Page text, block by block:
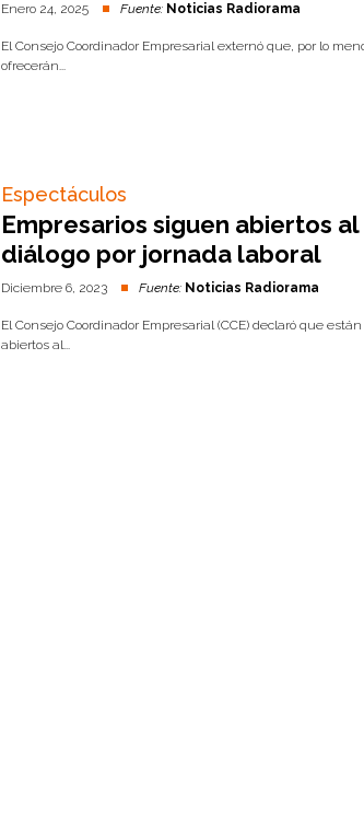
Enero 24, 2025 Fuente: Noticias Radiorama
El Consejo Coordinador Empresarial externó que, por lo
ofrecerán...
Espectáculos
Empresarios siguen abiertos al
diálogo por jornada laboral
Diciembre 6, 2023 Fuente: Noticias Radiorama
El Consejo Coordinador Empresarial (CCE) declaró que están
abiertos al...